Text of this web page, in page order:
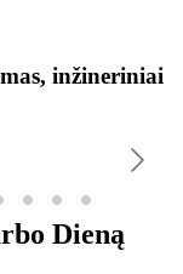
inžineriniai
Dieną